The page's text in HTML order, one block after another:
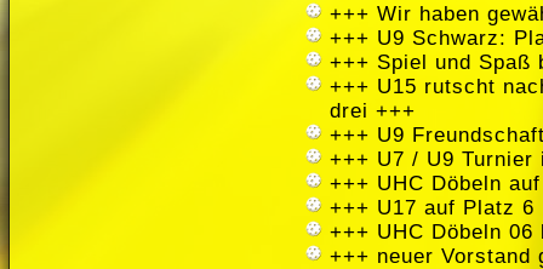
+++ Wir haben
+++ U9 Schwarz:
+++ Spiel und Spaß
+++ U15 rutscht
drei +++
+++ U9
+++ U7 / U9 Turnier
+++ UHC Döbeln
+++ U17 auf Platz
+++ UHC Döbeln
+++ neuer Vorstand